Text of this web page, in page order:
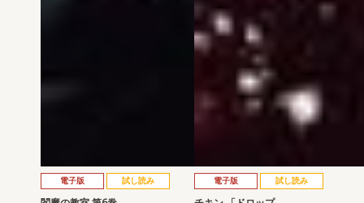
電子版 試し読み 電子版 試し読み